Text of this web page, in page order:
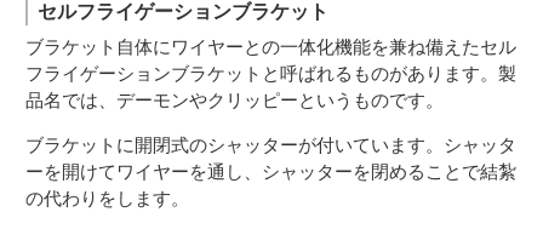
セルフライゲーションブラケット
ブラケット自体にワイヤーとの一体化機能を兼ね備えたセル
フライゲーションブラケットと呼ばれるものがあります。製
品名では、デーモンやクリッピーというものです。
ブラケットに開閉式のシャッターが付いています。シャッタ
ーを開けてワイヤーを通し、シャッターを閉めることで結紮
の代わりをします。